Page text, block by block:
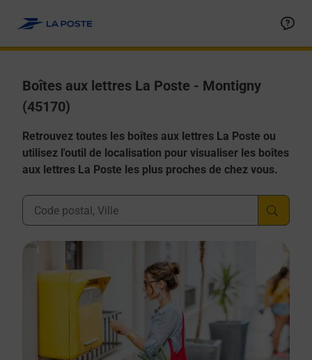
Boîtes aux lettres La Poste - Montigny
(45170)
Retrouvez toutes les boîtes aux lettres La Poste ou
utilisez l'outil de localisation pour visualiser les boîtes
aux lettres La Poste les plus proches de chez vous.
Ville, Département, Code Postal